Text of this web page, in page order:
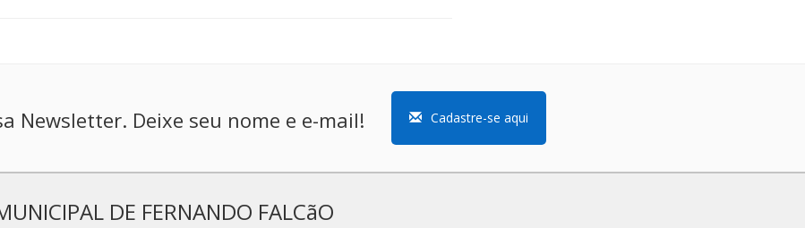
Newsletter. Deixe seu nome e e-mail! Cadastre-se aqui
DE FERNANDO FALCãO